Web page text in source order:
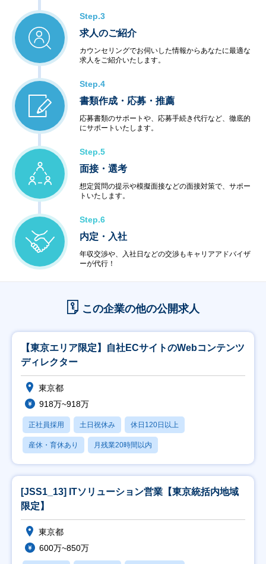
Step.3
求人のご紹介
カウンセリングでお伺いした情報からあなたに最適な
求人をご紹介いたします。
Step.4
書類作成・応募・推薦
応募書類のサポートや、応募手続き代行など、徹底的
にサポートいたします。
Step.5
面接・選考
想定質問の提示や模擬面接などの面接対策で、サポー
トいたします。
Step.6
内定・入社
年収交渉や、入社日などの交渉もキャリアアドバイザ
ーが代行！
この企業の他の公開求人
【東京エリア限定】自社ECサイトのWebコンテンツ
ディレクター
東京都
918万~918万
正社員採用 土日祝休み 休日120日以上
産休・育休あり 月残業20時間以内
[JSS1_13] ITソリューション営業【東京統括内地域
限定】
東京都
600万~850万